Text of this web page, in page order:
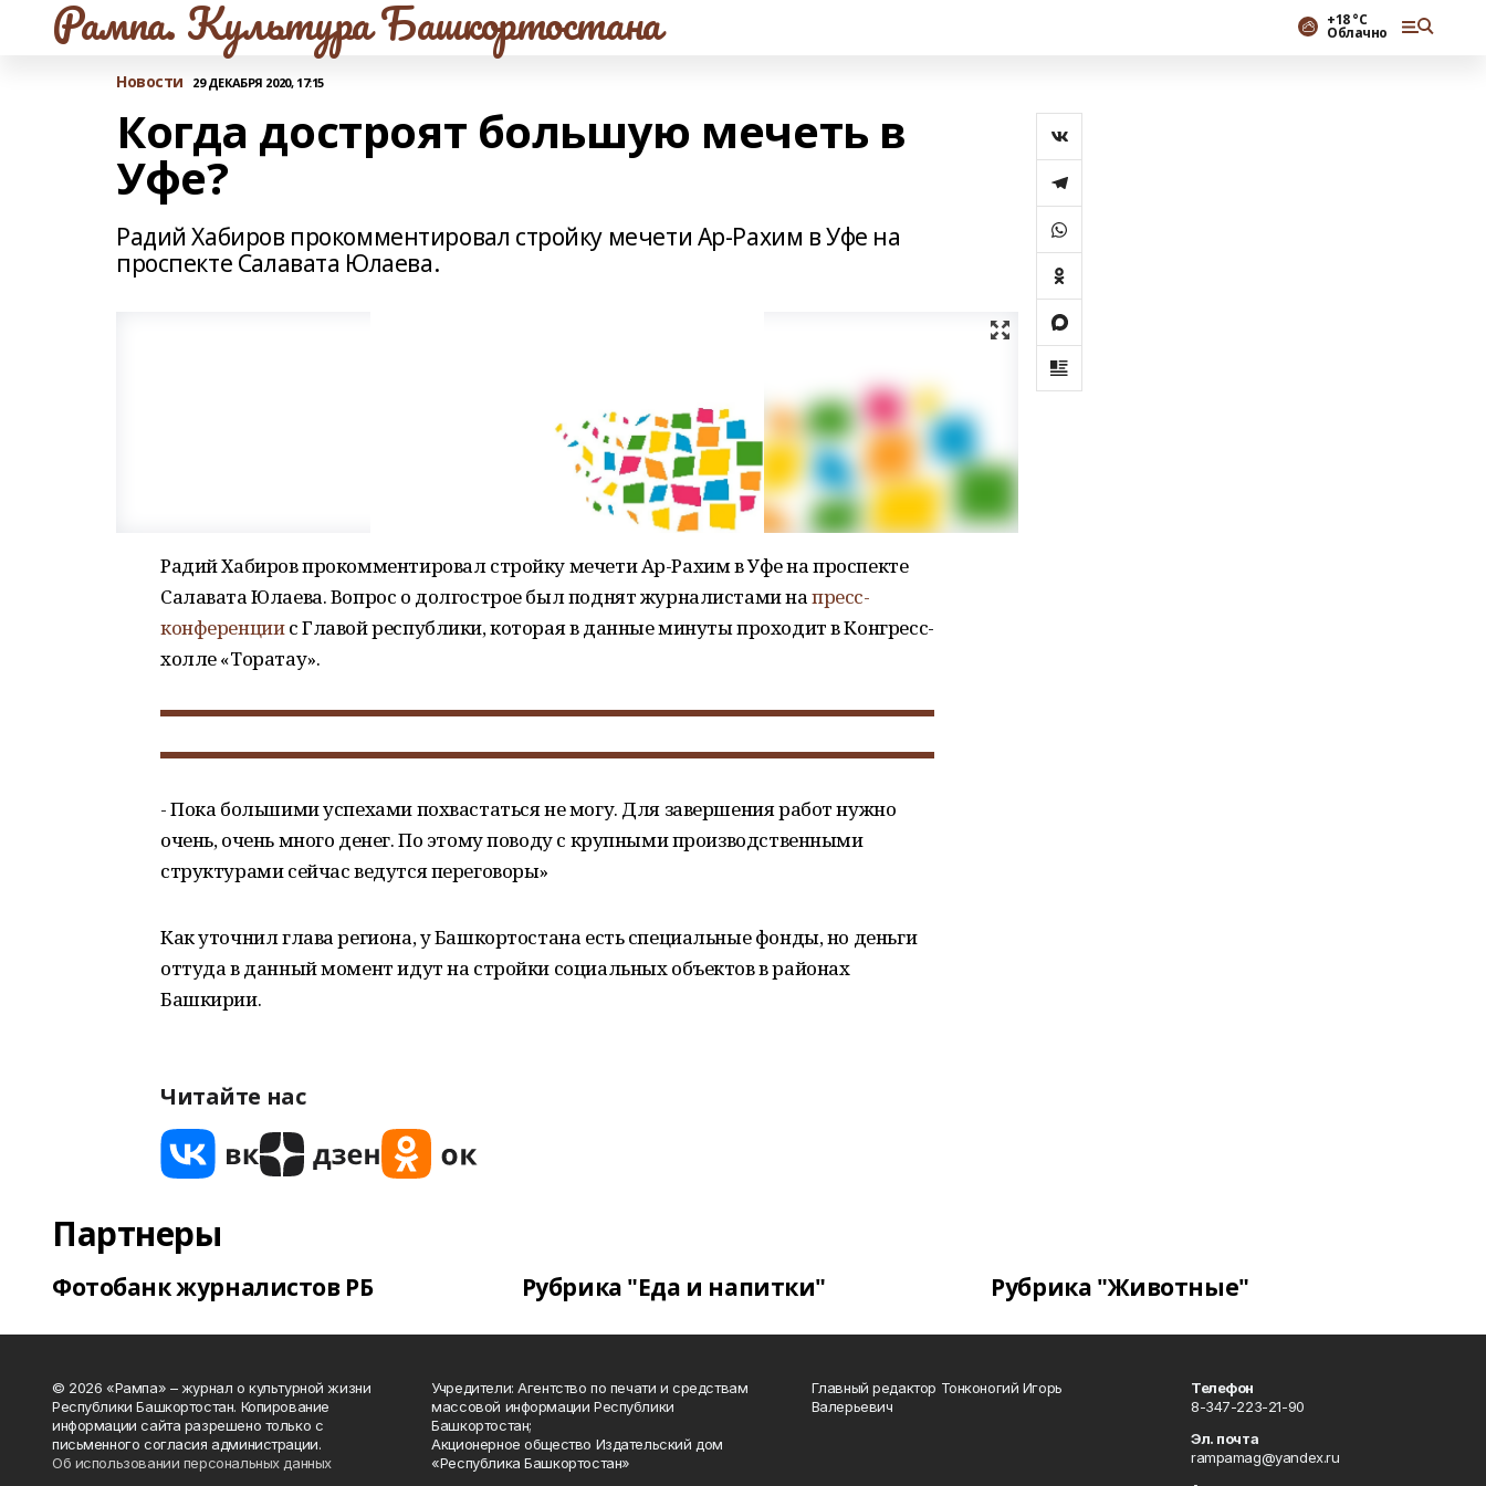
Рампа. Культура Башкортостана +18 °С
Облачно
Новости 29 ДЕКАБРЯ 2020, 17:15
Когда достроят большую мечеть в
Уфе?
Радий Хабиров прокомментировал стройку мечети Ар-Рахим в Уфе на
проспекте Салавата Юлаева.
Радий Хабиров прокомментировал стройку мечети Ар-Рахим в Уфе на проспекте
Салавата Юлаева. Вопрос о долгострое был поднят журналистами напресс-
конференциис Главой республики, которая в данные минуты проходит в Конгресс-
холле «Торатау».
- Пока большими успехами похвастаться не могу. Для завершения работ нужно
очень, очень много денег. По этому поводу с крупными производственными
структурами сейчас ведутся переговоры»
Как уточнил глава региона, у Башкортостана есть специальные фонды, но деньги
оттуда в данный момент идут на стройки социальных объектов в районах
Башкирии.
Читайте нас
Партнеры
Фотобанк журналистов РБ Рубрика "Еда и напитки" Рубрика "Животные"
© 2026 «Рампа» – журнал о культурной жизни
Республики Башкортостан. Копирование
информации сайта разрешено только с
письменного согласия администрации.
Об использовании персональных данных
Учредители: Агентство по печати и средствам
массовой информации Республики
Башкортостан;
Акционерное общество Издательский дом
«Республика Башкортостан»
Главный редактор Тонконогий Игорь
Валерьевич
Телефон
8-347-223-21-90
Эл. почта
rampamag@yandex.ru